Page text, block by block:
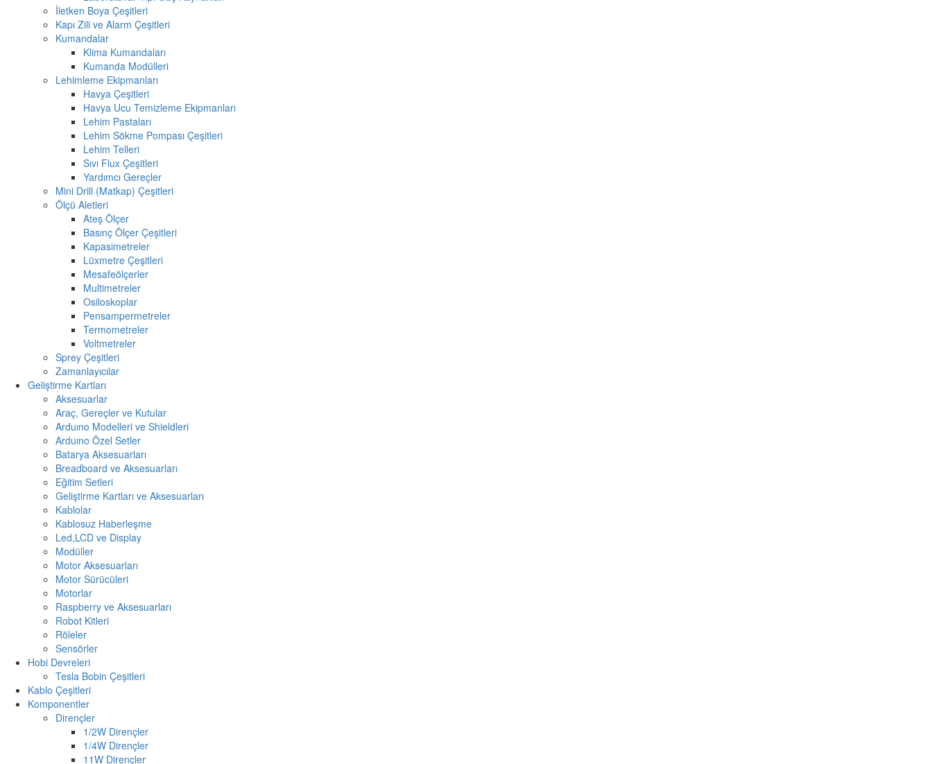
İletken Boya Çeşitleri
Kapı Zili ve Alarm Çeşitleri
Kumandalar
Klima Kumandaları
Kumanda Modülleri
Lehimleme Ekipmanları
Havya Çeşitleri
Havya Ucu Temizleme Ekipmanları
Lehim Pastaları
Lehim Sökme Pompası Çeşitleri
Lehim Telleri
Sıvı Flux Çeşitleri
Yardımcı Gereçler
Mini Drill (Matkap) Çeşitleri
Ölçü Aletleri
Ateş Ölçer
Basınç Ölçer Çeşitleri
Kapasimetreler
Lüxmetre Çeşitleri
Mesafeölçerler
Multimetreler
Osiloskoplar
Pensampermetreler
Termometreler
Voltmetreler
Sprey Çeşitleri
Zamanlayıcılar
Geliştirme Kartları
Aksesuarlar
Araç, Gereçler ve Kutular
Arduıno Modelleri ve Shieldleri
Arduıno Özel Setler
Batarya Aksesuarları
Breadboard ve Aksesuarları
Eğitim Setleri
Geliştirme Kartları ve Aksesuarları
Kablolar
Kablosuz Haberleşme
Led,LCD ve Display
Modüller
Motor Aksesuarları
Motor Sürücüleri
Motorlar
Raspberry ve Aksesuarları
Robot Kitleri
Röleler
Sensörler
Hobi Devreleri
Tesla Bobin Çeşitleri
Kablo Çeşitleri
Komponentler
Dirençler
1/2W Dirençler
1/4W Dirençler
11W Dirençler